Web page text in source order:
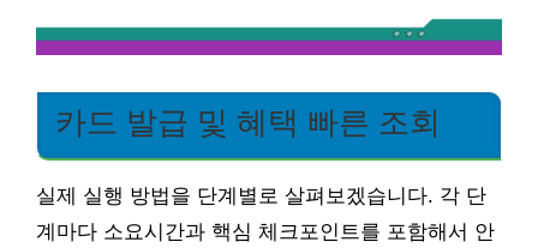
카드 발급 및 혜택 빠른 조회
실제 실행 방법을 단계별로 살펴보겠습니다. 각 단
계마다 소요시간과 핵심 체크포인트를 포함해서 안